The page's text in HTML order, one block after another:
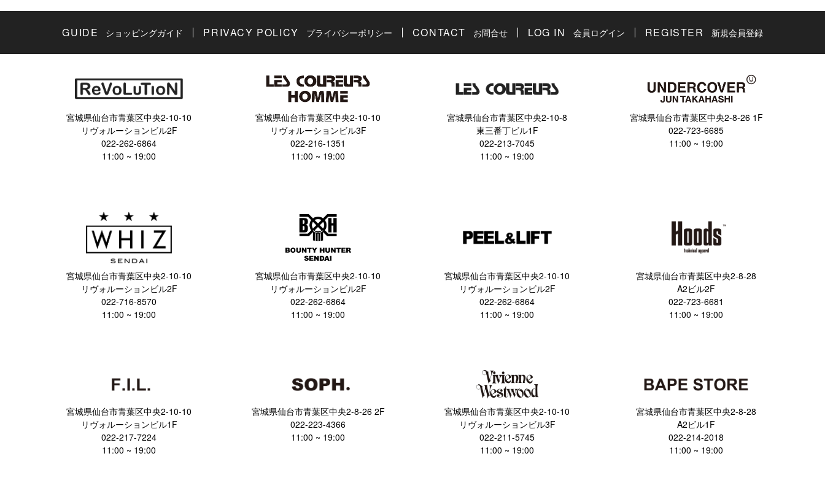
GUIDE ショッピングガイド PRIVACY POLICY プライバシーポリシー CONTACT お問合せ LOG IN 会員ログイン REGISTER 新規会員登録
宮城県仙台市青葉区中央2-10-10
リヴォルーションビル2F
022-262-6864
11:00 ~ 19:00
宮城県仙台市青葉区中央2-10-10
リヴォルーションビル3F
022-216-1351
11:00 ~ 19:00
宮城県仙台市青葉区中央2-10-8
東三番丁ビル1F
022-213-7045
11:00 ~ 19:00
宮城県仙台市青葉区中央2-8-26 1F
022-723-6685
11:00 ~ 19:00
宮城県仙台市青葉区中央2-10-10
リヴォルーションビル2F
022-716-8570
11:00 ~ 19:00
宮城県仙台市青葉区中央2-10-10
リヴォルーションビル2F
022-262-6864
11:00 ~ 19:00
宮城県仙台市青葉区中央2-10-10
リヴォルーションビル2F
022-262-6864
11:00 ~ 19:00
宮城県仙台市青葉区中央2-8-28
A2ビル2F
022-723-6681
11:00 ~ 19:00
宮城県仙台市青葉区中央2-10-10
リヴォルーションビル1F
022-217-7224
11:00 ~ 19:00
宮城県仙台市青葉区中央2-8-26 2F
022-223-4366
11:00 ~ 19:00
宮城県仙台市青葉区中央2-10-10
リヴォルーションビル3F
022-211-5745
11:00 ~ 19:00
宮城県仙台市青葉区中央2-8-28
A2ビル1F
022-214-2018
11:00 ~ 19:00